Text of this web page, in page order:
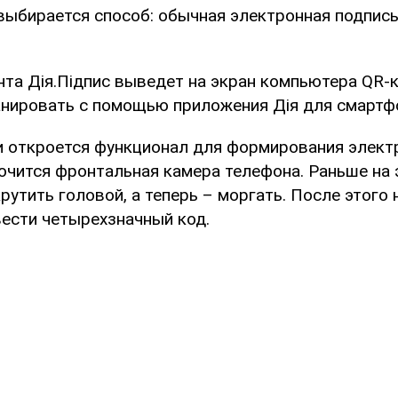
способ: обычная электронная
Дія.Підпис выведет на экран компьютера QR-
с помощью приложения Дія для
откроется функционал для формирования
фронтальная камера телефона. Раньше на
головой, а теперь – моргать. После этого
четырехзначный код.